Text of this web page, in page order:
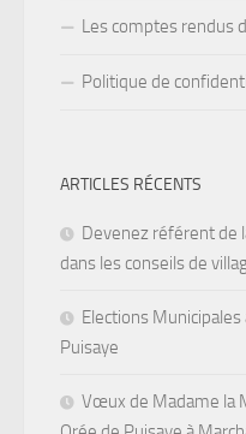
Les comptes rendus
Politique de
ARTICLES RÉCENTS
Devenez référent de
dans les conseils de
Elections Municipales
Puisaye
Vœux de Madame la